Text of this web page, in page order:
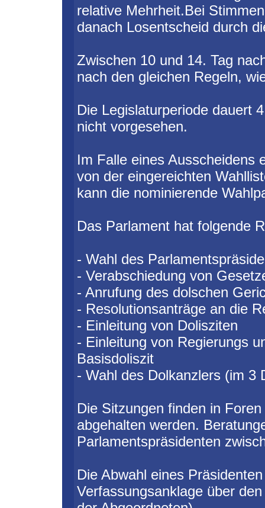
relative Mehrheit.Bei
danach Losentscheid durch
Zwischen 10 und 14. Tag
nach den gleichen Regeln,
Die Legislaturperiode dauert
nicht vorgesehen.
Im Falle eines Ausscheidens
von der eingereichten
kann die nominierende
Das Parlament hat folgende
- Wahl des
- Verabschiedung von
- Anrufung des dolschen
- Resolutionsanträge an die
- Einleitung von Dolisziten
- Einleitung von Regierungs
Basisdoliszit
- Wahl des Dolkanzlers (im 3
Die Sitzungen finden in
abgehalten werden.
Parlamentspräsidenten
Die Abwahl eines
Verfassungsanklage über